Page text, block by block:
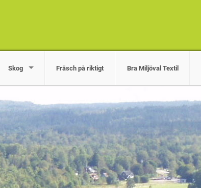
Skog Fräsch på riktigt Bra Miljöval Textil